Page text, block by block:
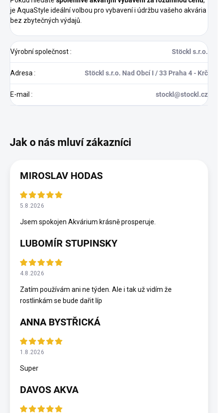
je AquaStyle ideální volbou pro vybavení i údržbu vašeho akvária
bez zbytečných výdajů.
Výrobní společnost: Stöckl s.r.o.
Adresa : Stöckl s.r.o. Nad Obcí I / 33 Praha 4 - Krč
E-mail : stockl@stockl.cz
MIROSLAV HODAS
5.8.2026
Jsem spokojen Akvárium krásně prosperuje.
LUBOMÍR STUPINSKY
4.8.2026
Zatím používám ani ne týden. Ale i tak už vidím že
rostlinkám se bude dařit líp
ANNA BYSTŘICKÁ
1.8.2026
Super
DAVOS AKVA